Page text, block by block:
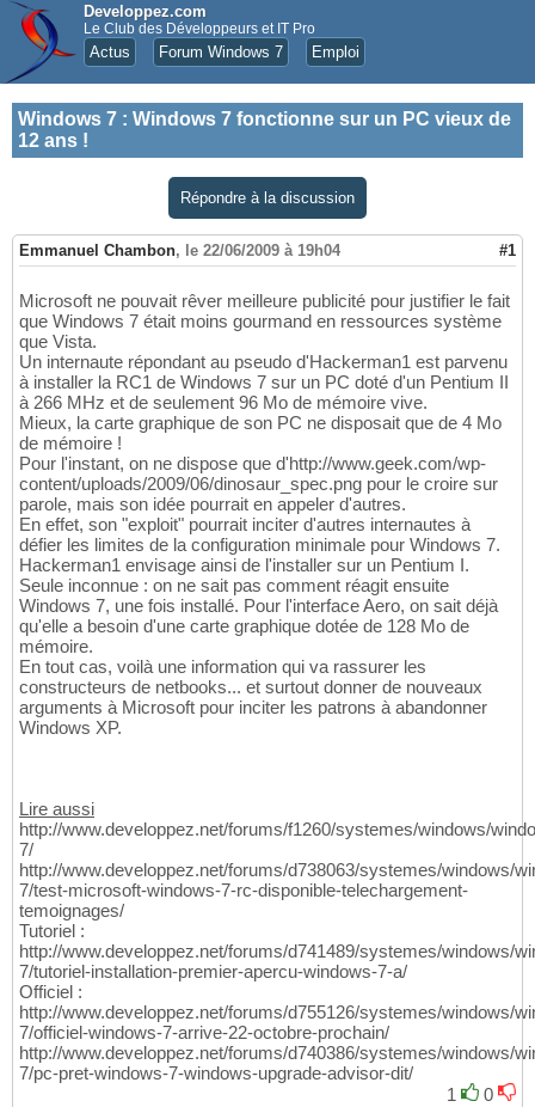
Developpez.com
Le Club des Développeurs et IT Pro
Actus Forum Windows 7 Emploi
Windows 7 : Windows 7 fonctionne sur un PC vieux de
12 ans !
Répondre à la discussion
Emmanuel Chambon, le 22/06/2009 à 19h04 #1
Microsoft ne pouvait rêver meilleure publicité pour justifier le fait
que Windows 7 était moins gourmand en ressources système
que Vista.
Un internaute répondant au pseudo d'Hackerman1 est parvenu
à installer la RC1 de Windows 7 sur un PC doté d'un Pentium II
à 266 MHz et de seulement 96 Mo de mémoire vive.
Mieux, la carte graphique de son PC ne disposait que de 4 Mo
de mémoire !
Pour l'instant, on ne dispose que d'http://www.geek.com/wp-
content/uploads/2009/06/dinosaur_spec.png pour le croire sur
parole, mais son idée pourrait en appeler d'autres.
En effet, son "exploit" pourrait inciter d'autres internautes à
défier les limites de la configuration minimale pour Windows 7.
Hackerman1 envisage ainsi de l'installer sur un Pentium I.
Seule inconnue : on ne sait pas comment réagit ensuite
Windows 7, une fois installé. Pour l'interface Aero, on sait déjà
qu'elle a besoin d'une carte graphique dotée de 128 Mo de
mémoire.
En tout cas, voilà une information qui va rassurer les
constructeurs de netbooks... et surtout donner de nouveaux
arguments à Microsoft pour inciter les patrons à abandonner
Windows XP.
Lire aussi
http://www.developpez.net/forums/f1260/systemes/windows/
7/
http://www.developpez.net/forums/d738063/systemes/windows/
7/test-microsoft-windows-7-rc-disponible-telechargement-
temoignages/
Tutoriel :
http://www.developpez.net/forums/d741489/systemes/windows/
7/tutoriel-installation-premier-apercu-windows-7-a/
Officiel :
http://www.developpez.net/forums/d755126/systemes/windows/
7/officiel-windows-7-arrive-22-octobre-prochain/
http://www.developpez.net/forums/d740386/systemes/windows/
7/pc-pret-windows-7-windows-upgrade-advisor-dit/
1
0